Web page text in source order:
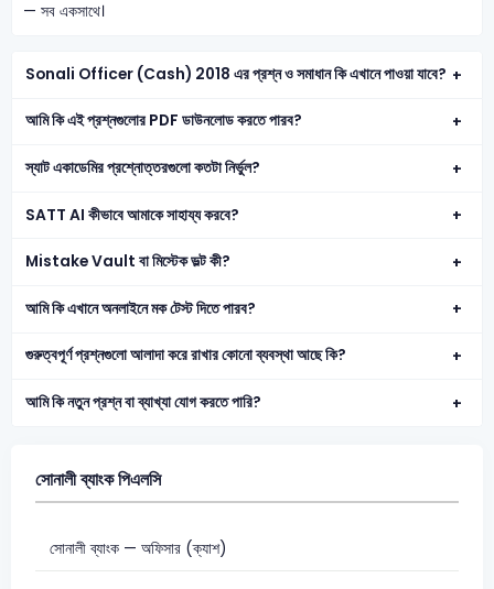
— সব একসাথে।
Sonali Officer (Cash) 2018 এর প্রশ্ন ও সমাধান কি এখানে পাওয়া যাবে?
আমি কি এই প্রশ্নগুলোর PDF ডাউনলোড করতে পারব?
স্যাট একাডেমির প্রশ্নোত্তরগুলো কতটা নির্ভুল?
SATT AI কীভাবে আমাকে সাহায্য করবে?
Mistake Vault বা মিস্টেক ভল্ট কী?
আমি কি এখানে অনলাইনে মক টেস্ট দিতে পারব?
গুরুত্বপূর্ণ প্রশ্নগুলো আলাদা করে রাখার কোনো ব্যবস্থা আছে কি?
আমি কি নতুন প্রশ্ন বা ব্যাখ্যা যোগ করতে পারি?
সোনালী ব্যাংক পিএলসি
সোনালী ব্যাংক — অফিসার (ক্যাশ)